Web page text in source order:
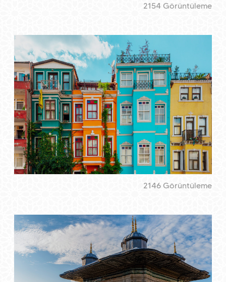
2154 Görüntüleme
2146 Görüntüleme